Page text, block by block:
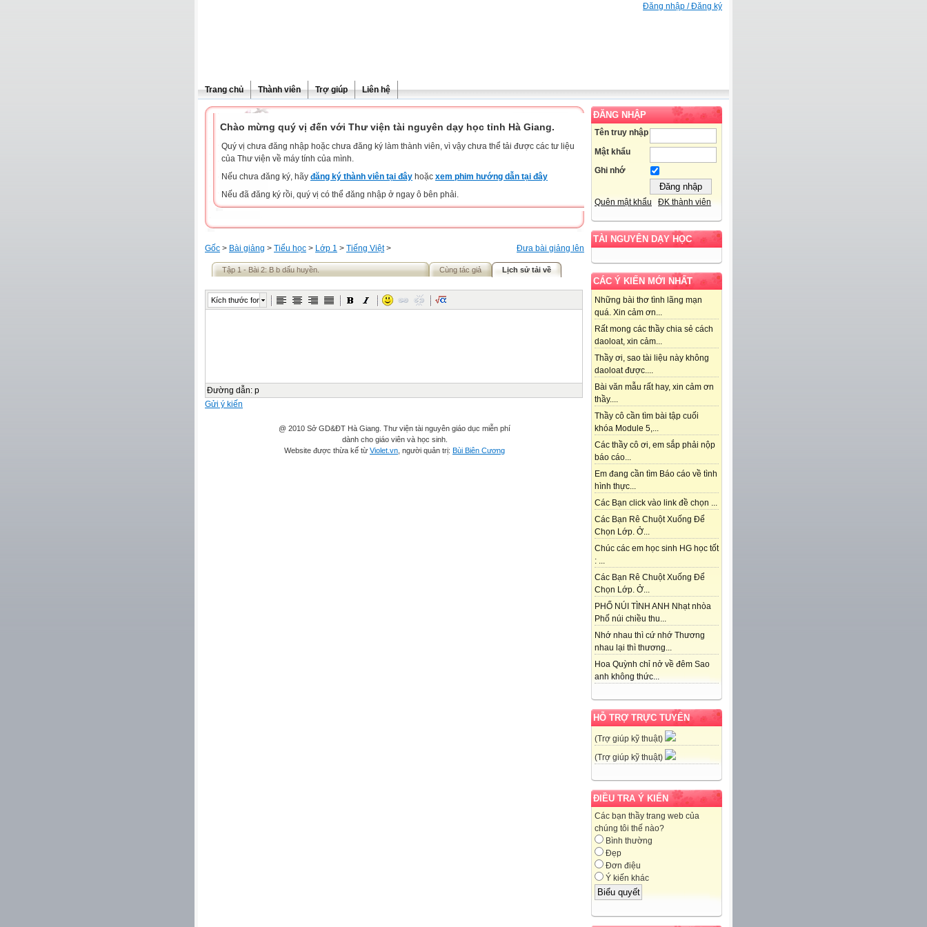
Đăng nhập / Đăng ký
Trang chủ Thành viên Trợ giúp Liên hệ
ĐĂNG NHẬP
Tên truy nhập
Mật khẩu
Ghi nhớ
Quên mật khẩu ĐK thành viên
TÀI NGUYÊN DẠY HỌC
CÁC Ý KIẾN MỚI NHẤT
Những bài thơ tình lãng mạn
quá. Xin cảm ơn...
Rất mong các thầy chia sẻ cách
daoloat, xin cảm...
Thầy ơi, sao tài liệu này không
daoloat được....
Bài văn mẫu rất hay, xin cảm ơn
thầy....
Thầy cô cần tìm bài tập cuối
khóa Module 5,...
Các thầy cô ơi, em sắp phải nộp
báo cáo...
Em đang cần tìm Báo cáo về tình
hình thực...
Các Bạn click vào link đề chọn ...
Các Bạn Rê Chuột Xuống Để
Chọn Lớp. Ở...
Chúc các em học sinh HG học tốt
: ...
Các Bạn Rê Chuột Xuống Để
Chọn Lớp. Ở...
PHỐ NÚI TÌNH ANH Nhạt nhòa
Phố núi chiều thu...
Nhớ nhau thì cứ nhớ Thương
nhau lại thì thương...
Hoa Quỳnh chỉ nở về đêm Sao
anh không thức...
HỖ TRỢ TRỰC TUYẾN
(Trợ giúp kỹ thuật)
(Trợ giúp kỹ thuật)
ĐIỀU TRA Ý KIẾN
Các bạn thầy trang web của
chúng tôi thế nào?
Bình thường
Đẹp
Đơn điệu
Ý kiến khác
Chào mừng quý vị đến với Thư viện tài nguyên dạy học tỉnh Hà Giang.
Quý vị chưa đăng nhập hoặc chưa đăng ký làm thành viên, vì vậy chưa thể tải được các tư liệu
của Thư viện về máy tính của mình.
Nếu chưa đăng ký, hãy đăng ký thành viên tại đây hoặc xem phim hướng dẫn tại đây
Nếu đã đăng ký rồi, quý vị có thể đăng nhập ở ngay ô bên phải.
Đưa bài giảng lên
Gốc > Bài giảng > Tiểu học > Lớp 1 > Tiếng Việt>
Tập 1 - Bài 2: B b dấu huyền. Cùng tác giả Lịch sử tải về
Kích thước font
Đường dẫn: p
Gửi ý kiến
@ 2010 Sở GD&ĐT Hà Giang. Thư viện tài nguyên giáo dục miễn phí
dành cho giáo viên và học sinh.
Website được thừa kế từ Violet.vn , người quản trị: Bùi Biên Cương